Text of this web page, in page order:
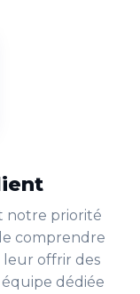
notre priorité
comprendre
leur offrir des
dédiée